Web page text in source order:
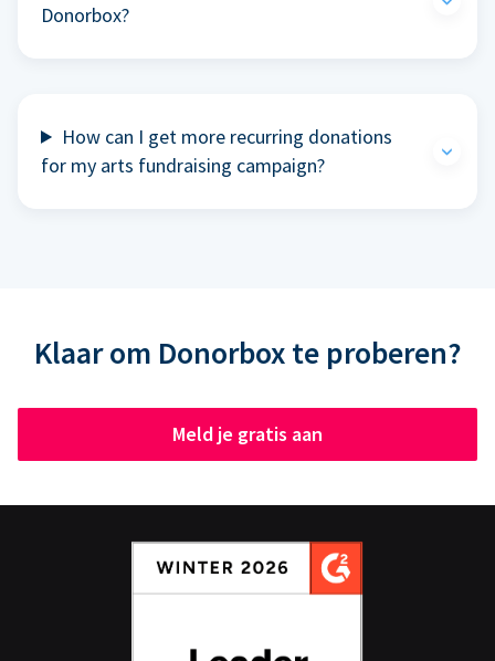
Donorbox?
How can I get more recurring donations
for my arts fundraising campaign?
Klaar om Donorbox te proberen?
Meld je gratis aan